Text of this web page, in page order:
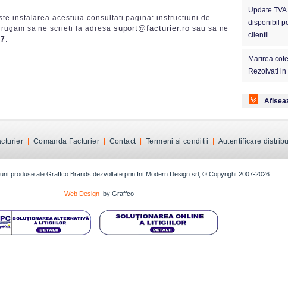
instalarea acestuia consultati pagina: instructiuni de
sa ne scrieti la adresa suport@facturier.ro sau sa ne
.
Update
disponibil
clientii
Marirea
Rezolvati in
| Comanda Facturier| Contact|Termeni si conditii Autentificare
produse ale Graffco Brands dezvoltate prin Int Modern Design srl, © Copyright 2007-2026
Web Design by Graffco